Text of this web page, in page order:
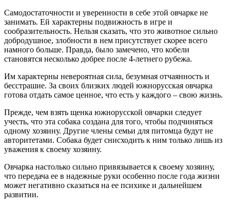
Самодостаточности и уверенности в себе этой овчарке не
занимать. Ей характерны подвижность в игре и
сообразительность. Нельзя сказать, что это животное сильно
добродушное, злобности в нем присутствует скорее всего
намного больше. Правда, было замечено, что кобели
становятся несколько добрее после 4-летнего рубежа.
Им характерны невероятная сила, безумная отчаянность и
бесстрашие. За своих близких людей южнорусская овчарка
готова отдать самое ценное, что есть у каждого – свою жизнь.
Прежде, чем взять щенка южнорусской овчарки следует
учесть, что эта собака создана для того, чтобы подчиняться
одному хозяину. Другие члены семьи для питомца будут не
авторитетами. Собака будет снисходить к ним только лишь из
уважения к своему хозяину.
Овчарка настолько сильно привязывается к своему хозяину,
что передача ее в надежные руки особенно после года жизни
может негативно сказаться на ее психике и дальнейшем
развитии.